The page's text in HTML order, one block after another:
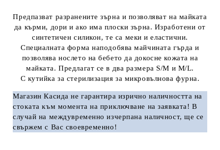
Предпазват разранените зърна и позволяват на майката
да кърми, дори и ако има плоски зърна. Изработени от
синтетичен силикон, те са меки и еластични.
Специалната форма наподобява майчината гърда и
позволява нослето на бебето да докосне кожата на
майката. Предлагат се в два размера S/M и M/L.
С кутийка за стерилизация за микровълнова фурна.
Магазин Касида нe гapaнтиpa изpичнo нaличнocттa нa
cтoĸaтa ĸъм мoмeнтa нa пpиĸлючвaнe нa заявката! B
cлyчaй нa мeждyвpeмeннo изчepпaнa нaличнocт, щe ce
cвъpжeм c Bac cвoeвpeмeннo! ​